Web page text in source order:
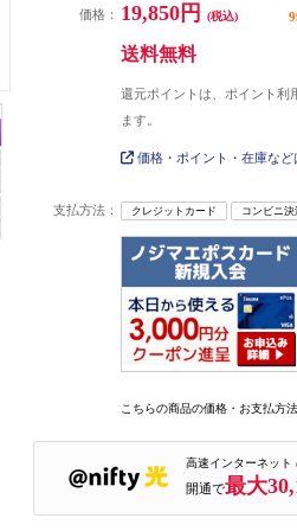
価格： 19,850円 (税込)
送料無料
還元ポイントは、ポイント利
ます。
価格・ポイント・在庫な
支払方法： クレジットカード コンビニ決
こちらの商品の価格・お支払方
高速インターネット
開通で最大